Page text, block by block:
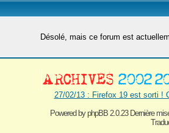
Désolé, mais ce forum est
27/02/13 : Firefox 19 est sorti !
Powered byphpBB 2.0.23 Dernière